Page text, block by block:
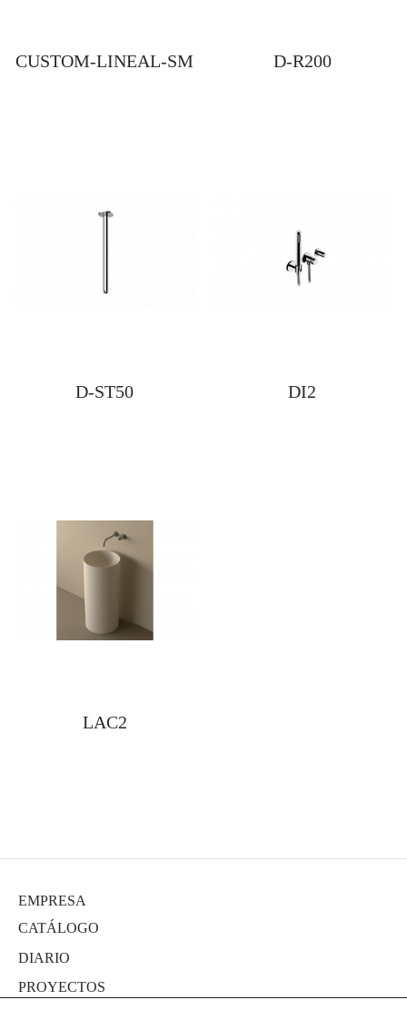
CUSTOM-LINEAL-SM D-R200
D-ST50 DI2
LAC2
EMPRESA
CATÁLOGO
DIARIO
PROYECTOS